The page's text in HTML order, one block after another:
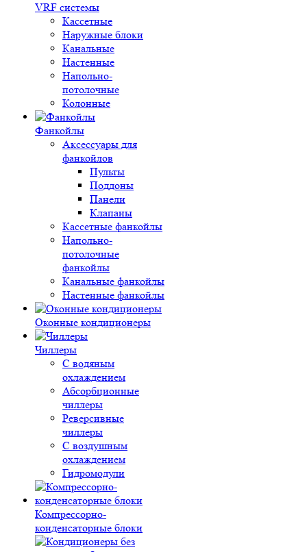
VRF системы
Кассетные
Наружные блоки
Канальные
Настенные
Напольно-
потолочные
Колонные
Фанкойлы
Аксессуары для
фанкойлов
Пульты
Поддоны
Панели
Клапаны
Кассетные фанкойлы
Напольно-
потолочные
фанкойлы
Канальные фанкойлы
Настенные фанкойлы
Оконные кондиционеры
Чиллеры
С водяным
охлаждением
Абсорбционные
чиллеры
Реверсивные
чиллеры
С воздушным
охлаждением
Гидромодули
Компрессорно-
конденсаторные блоки